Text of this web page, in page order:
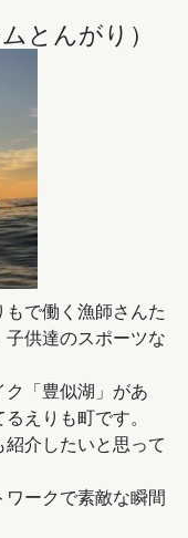
とんがり）
で働く漁師さんた
供達のスポーツな
「豊似湖」があ
えりも町です。
介したいと思って
ークで素敵な瞬間